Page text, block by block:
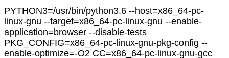
PYTHON3=/usr/bin/python3.6 --host=x86_64-pc-
linux-gnu --target=x86_64-pc-linux-gnu --enable-
application=browser --disable-tests
PKG_CONFIG=x86_64-pc-linux-gnu-pkg-config --
enable-optimize=-O2 CC=x86_64-pc-linux-gnu-gcc